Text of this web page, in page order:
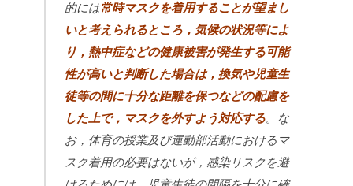
的には常時マスクを着用することが望まし
いと考えられるところ，気候の状況等によ
り，熱中症などの健康被害が発生する可能
性が高いと判断した場合は，換気や児童生
徒等の間に十分な距離を保つなどの配慮を
した上で，マスクを外すよう対応する。な
お，体育の授業及び運動部活動におけるマ
スク着用の必要はないが，感染リスクを避